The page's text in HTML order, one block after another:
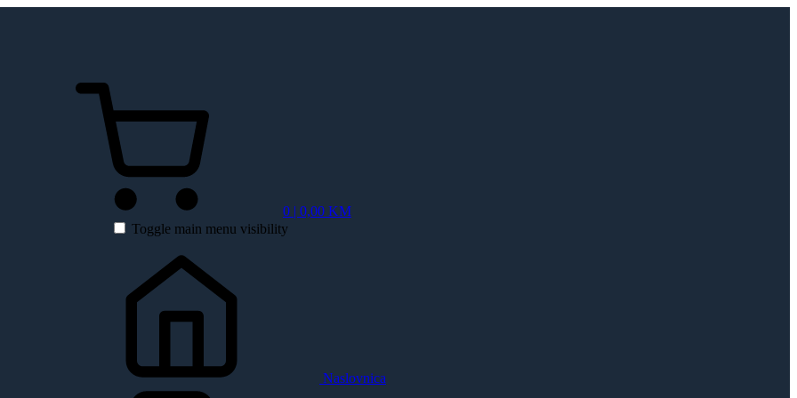
0 | 0,00 KM
Toggle main menu visibility
Naslovnica